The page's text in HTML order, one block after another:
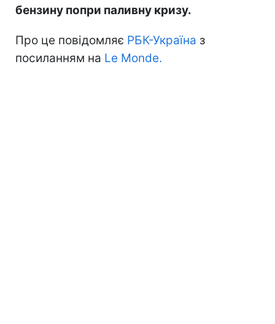
бензину попри паливну кризу.
Про це повідомляє РБК-Україна з
посиланням на Le Monde.